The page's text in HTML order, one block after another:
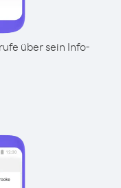
über sein Info-